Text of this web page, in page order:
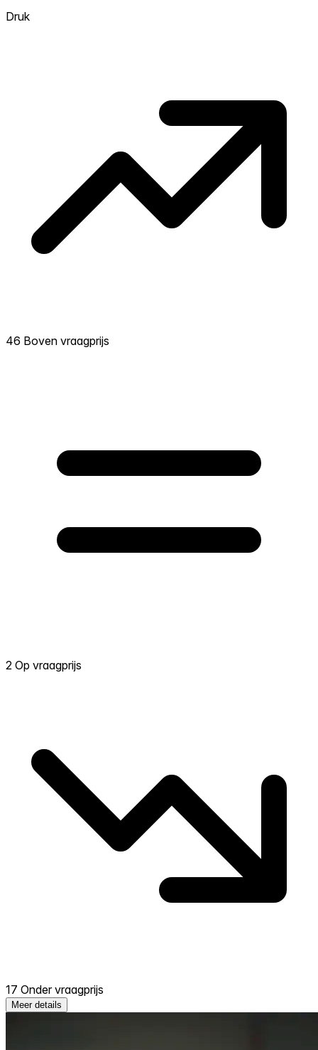
verkopen, hoe heter. Heet? Verwacht
Druk
46 Boven vraagprijs
2 Op vraagprijs
17 Onder vraagprijs
Meer details